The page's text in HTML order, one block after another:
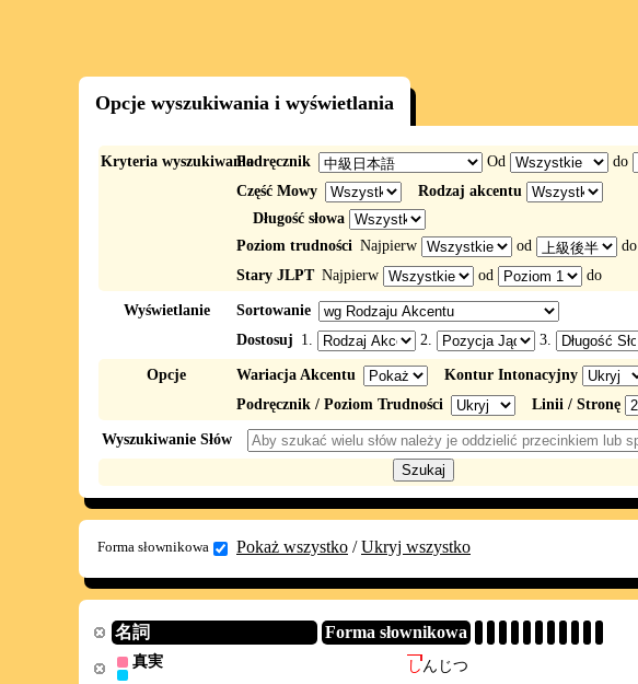
Opcje wyszukiwania i wyświetlania
Kryteria wyszukiwaniaPodręcznik Od
do
Część Mowy
Rodzaj akcentu
Długość słowa
Poziom trudności Najpierw od
do
Stary JLPT Najpierw od do
Wyświetlanie
Sortowanie
Dostosuj 1. 2. 3.
Opcje Wariacja Akcentu
Kontur Intonacyjny
Podręcznik / Poziom Trudności
Linii / Stronę
Wyszukiwanie Słów
Forma słownikowa Pokaż wszystko /Ukryj wszystko
名詞 Forma słownikowa
真実 しん じつ